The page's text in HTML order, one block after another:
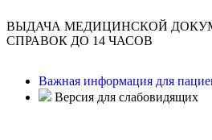
ВЫДАЧА МЕДИЦИНСКОЙ
СПРАВОК ДО 14 ЧАСОВ
Важная информация для
Версия для слабовидящих